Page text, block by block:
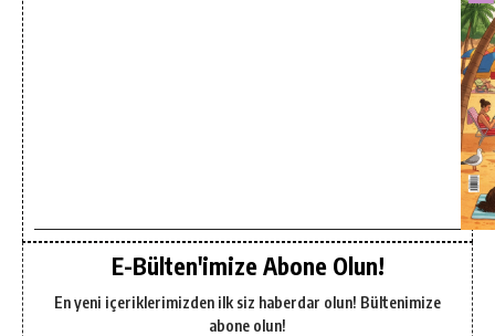
E-Bülten'imize Abone Olun!
En yeni içeriklerimizden ilk siz haberdar olun! Bültenimize
abone olun!